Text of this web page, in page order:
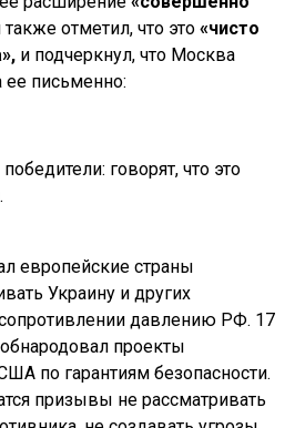
также отметил, что это «чисто
и подчеркнул, что Москва
письменно:
говорят, что это
европейские страны
Украину и других
давлению РФ. 17
проекты
по гарантиям безопасности.
призывы не рассматривать